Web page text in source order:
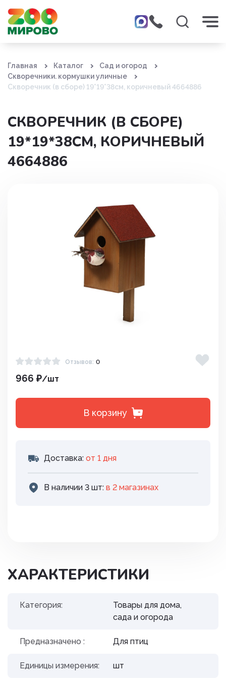
Главная Каталог
Сад и огород
Скворечники. кормушки уличные
Скворечник (в сборе) 19*19*38см, коричневый 4664886
СКВОРЕЧНИК (В СБОРЕ)
19*19*38СМ, КОРИЧНЕВЫЙ
4664886
Отзывов: 0
966 ₽/шт
В корзину
Доставка: от 1 дня
В наличии 3 шт: в 2 магазинах
ХАРАКТЕРИСТИКИ
Категория:
Товары для дома,
сада и огорода
Предназначено : Для птиц
Единицы измерения: шт